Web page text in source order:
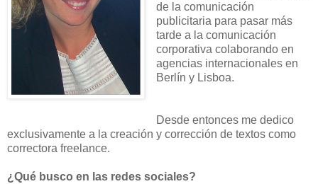
de la comunicación
publicitaria para pasar más
tarde a la comunicación
corporativa colaborando en
agencias internacionales en
Berlín y Lisboa.
Desde entonces me dedico
exclusivamente a la creación y corrección de textos como
correctora freelance.
¿Qué busco en las redes sociales?